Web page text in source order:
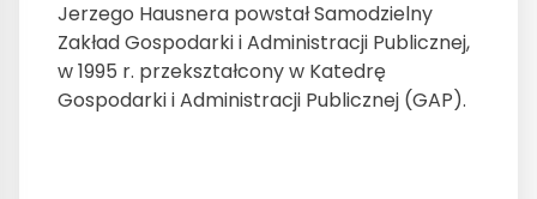
Jerzego Hausnera powstał Samodzielny
Zakład Gospodarki i Administracji Publicznej,
w 1995 r. przekształcony w Katedrę
Gospodarki i Administracji Publicznej (GAP).